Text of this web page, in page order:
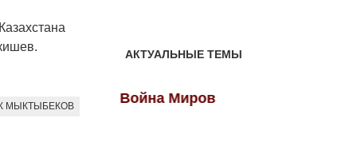
МЫКТЫБЕКОВ
АКТУАЛЬНЫЕ ТЕМЫ
Война Миров